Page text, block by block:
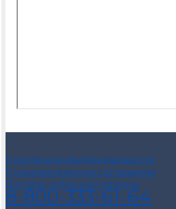
Политика конфиденциальности
Пользовательское соглашение
Договор публичной оферты
8-800-333-61-64